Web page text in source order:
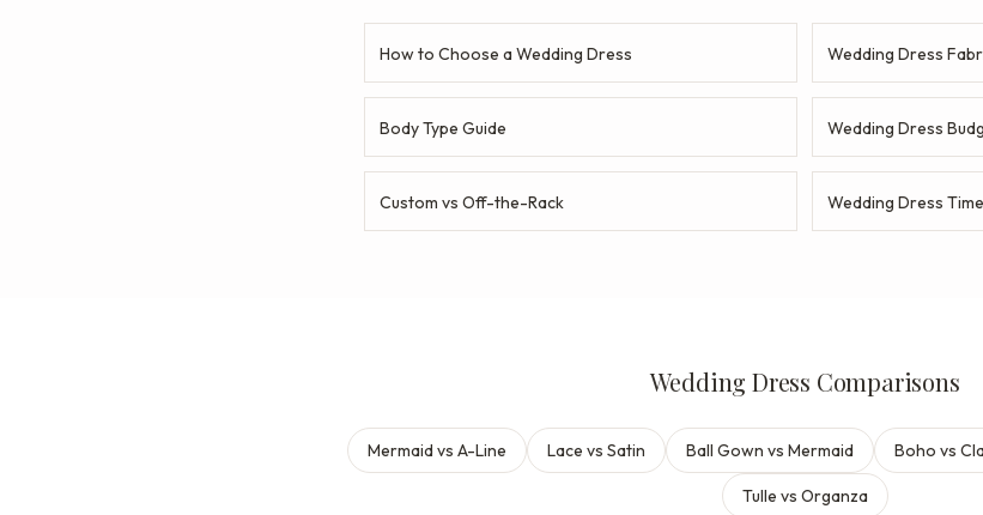
How to Choose a Wedding Dress Wedding Dress
Body Type Guide Wedding Dress
Custom vs Off-the-Rack Wedding Dress
Wedding Dress Comparisons
Mermaid vs A-Line Lace vs Satin Ball Gown vs Mermaid Boho vs
Tulle vs Organza